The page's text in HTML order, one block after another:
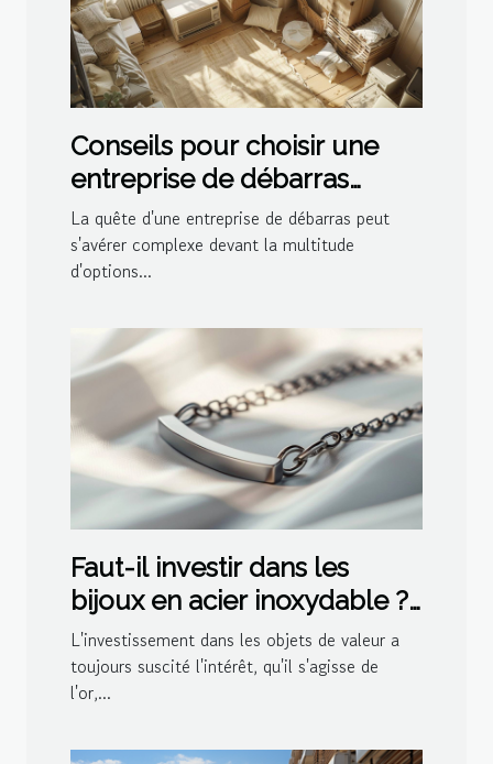
Conseils pour choisir une
entreprise de débarras
efficace
La quête d'une entreprise de débarras peut
s'avérer complexe devant la multitude
d'options...
Faut-il investir dans les
bijoux en acier inoxydable ?
Avantages financiers
L'investissement dans les objets de valeur a
toujours suscité l'intérêt, qu'il s'agisse de
l'or,...